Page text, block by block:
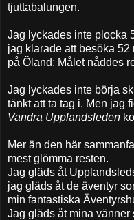
tjuttabalungen.
Jag lyckades inte plocka
jag klarade att besöka
på Öland; Målet nåddes
Jag lyckades inte börja
tänkt att ta tag i. Men jag
Vandra Upplandsleden
Mer än den här
mest glömma resten.
Jag gläds åt
jag gläds åt de äventyr
min fantastiska
Jag gläds åt mina vänner